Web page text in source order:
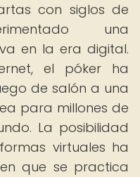
con siglos de
una
en la era digital.
el póker ha
de salón a una
para millones de
La posibilidad
virtuales ha
que se practica